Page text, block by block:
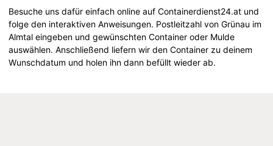
Besuche uns dafür einfach online auf Containerdienst24.at und
folge den interaktiven Anweisungen. Postleitzahl von Grünau im
Almtal eingeben und gewünschten Container oder Mulde
auswählen. Anschließend liefern wir den Container zu deinem
Wunschdatum und holen ihn dann befüllt wieder ab.